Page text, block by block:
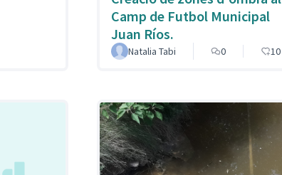
Camp de Futbol Municipal
Juan Ríos.
Natalia Tabi 0 10